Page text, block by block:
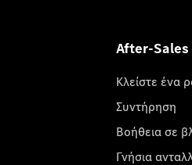
After-Sales
Κλείστε ένα
Συντήρηση
Βοήθεια σε
Γνήσια